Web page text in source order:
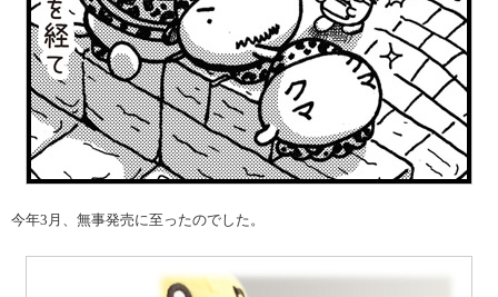
今年3月、無事発売に至ったのでした。